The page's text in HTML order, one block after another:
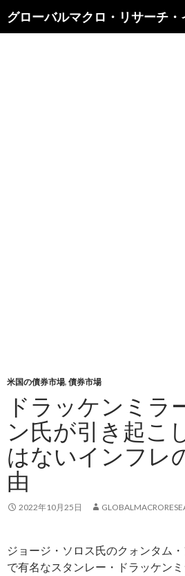
索
米国の債券市場, 債券市場
ドラッケンミラ
ン氏が引き起こ
はないインフレ
由
2022年10月25日
ジョージ・ソロス氏のクォンタム
で有名なスタンレー・ドラッケン